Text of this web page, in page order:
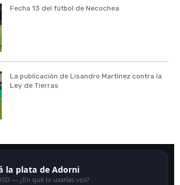
Fecha 13 del fútbol de Necochea
La publicación de Lisandro Martínez contra la
Ley de Tierras